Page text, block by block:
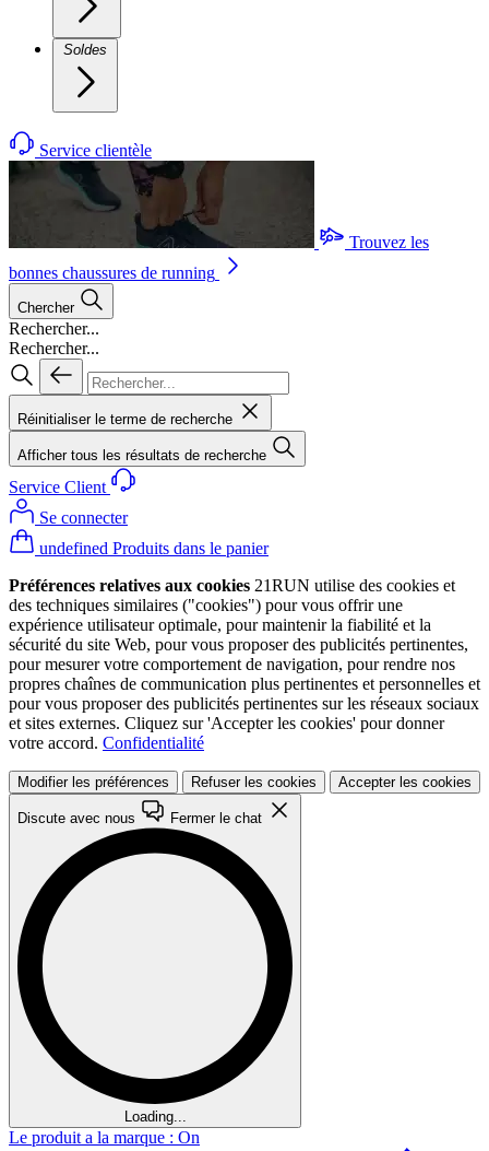
Soldes
Service clientèle
Trouvez les
bonnes chaussures de running
Chercher
Rechercher...
Rechercher...
Réinitialiser le terme de recherche
Afficher tous les résultats de recherche
Service Client
Se connecter
undefined Produits dans le panier
Préférences relatives aux cookies 21RUN utilise des cookies et
des techniques similaires ("cookies") pour vous offrir une
expérience utilisateur optimale, pour maintenir la fiabilité et la
sécurité du site Web, pour vous proposer des publicités pertinentes,
pour mesurer votre comportement de navigation, pour rendre nos
propres chaînes de communication plus pertinentes et personnelles et
pour vous proposer des publicités pertinentes sur les réseaux sociaux
et sites externes. Cliquez sur 'Accepter les cookies' pour donner
votre accord. Confidentialité
Modifier les préférences Refuser les cookies Accepter les cookies
Discute avec nous Fermer le chat
Loading...
Le produit a la marque : On